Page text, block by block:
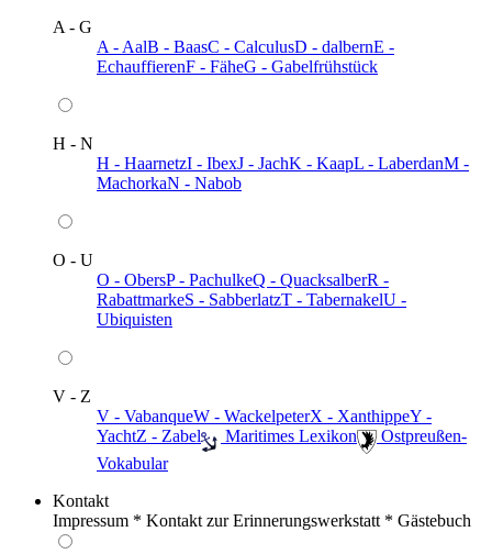
A - G
A - AalB - BaasC - CalculusD - dalbernE -
EchauffierenF - FäheG - Gabelfrühstück
H - N
H - HaarnetzI - IbexJ - JachK - KaapL - LaberdanM -
MachorkaN - Nabob
O - U
O - ObersP - PachulkeQ - QuacksalberR -
RabattmarkeS - SabberlatzT - TabernakelU -
Ubiquisten
V - Z
V - VabanqueW - WackelpeterX - XanthippeY -
YachtZ - Zabel ️ Maritimes Lexikon
️ Ostpreußen-
Vokabular
Kontakt
Impressum * Kontakt zur Erinnerungswerkstatt * Gästebuch